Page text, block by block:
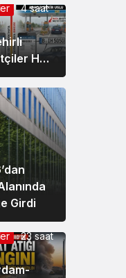
Göç
4 saat
HGS
kurbanı
kaldı!
Girdi
23 saat